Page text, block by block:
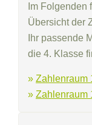
Im Folgenden
Übersicht der
Ihr passende
die 4. Klasse
» Zahlenraum
» Zahlenraum